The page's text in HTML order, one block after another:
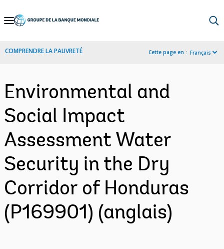
Skip
Navigation
COMPRENDRE LA PAUVRETÉ Cette page en : Français
Environmental and
Social Impact
Assessment Water
Security in the Dry
Corridor of Honduras
(P169901) (anglais)